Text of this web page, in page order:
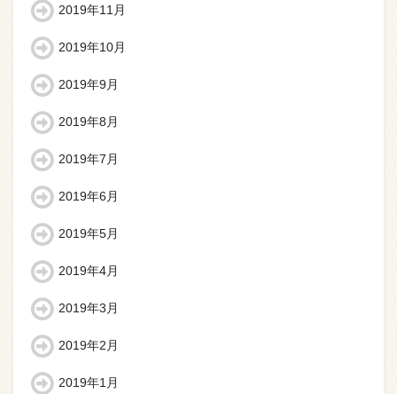
2019年11月
2019年10月
2019年9月
2019年8月
2019年7月
2019年6月
2019年5月
2019年4月
2019年3月
2019年2月
2019年1月